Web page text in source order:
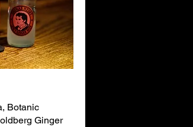
Botanic
Ginger